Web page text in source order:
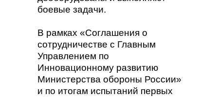
боевые задачи.
В рамках «Соглашения о
сотрудничестве с Главным
Управлением по
Инновационному развитию
Министерства обороны России»
и по итогам испытаний первых